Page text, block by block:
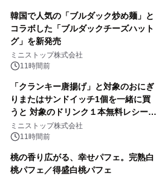
韓国で人気の「ブルダック炒め麺」と
コラボした「ブルダックチーズハット
グ」を新発売
ミニストップ株式会社
11時間前
「クランキー唐揚げ」と対象のおにぎ
りまたはサンドイッチ1個を一緒に買
うと 対象のドリンク１本無料レシート
クーポンもらえる！※1
ミニストップ株式会社
11時間前
桃の香り広がる、幸せパフェ。完熟白
桃パフェ／得盛白桃パフェ